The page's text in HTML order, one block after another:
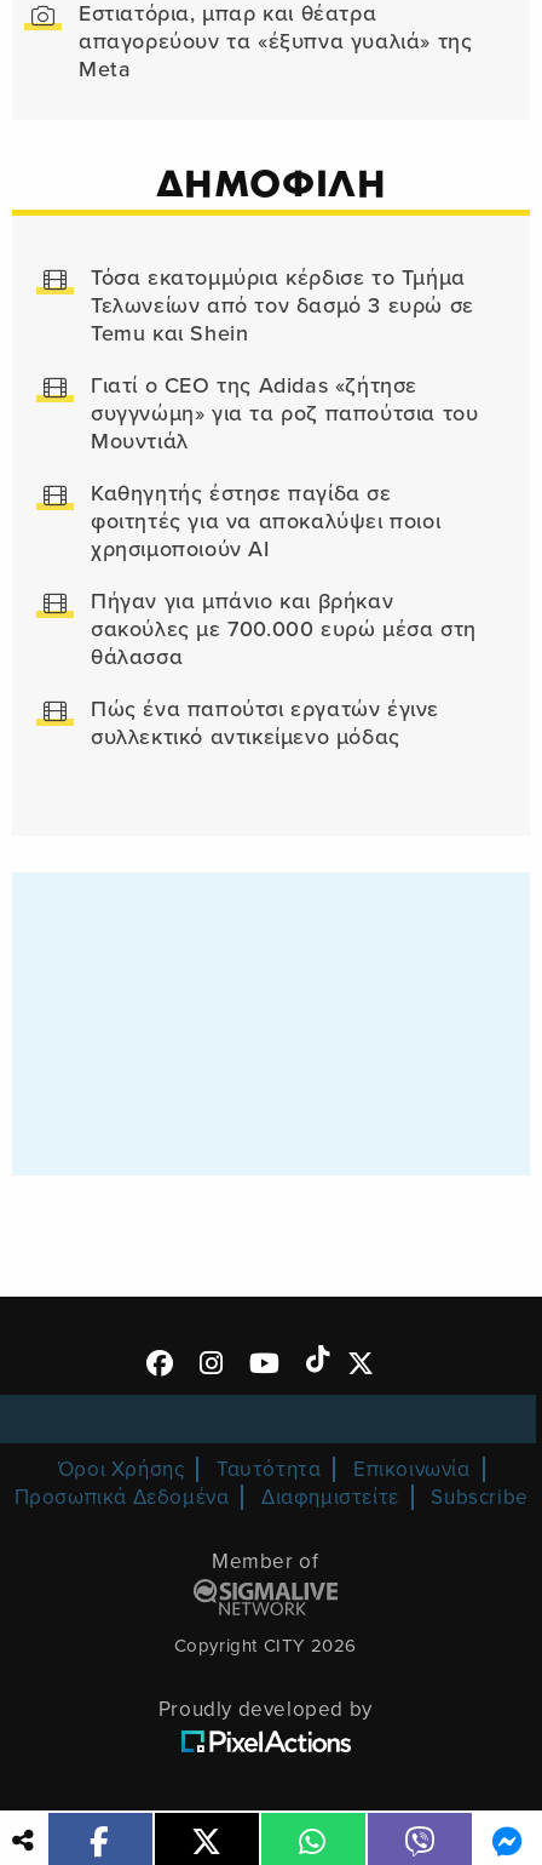
Εστιατόρια, μπαρ και θέατρα
απαγορεύουν τα «έξυπνα γυαλιά» της
Meta
ΔΗΜΟΦΙΛΗ
Τόσα εκατομμύρια κέρδισε το Τμήμα
Τελωνείων από τον δασμό 3 ευρώ σε
Temu και Shein
Γιατί ο CEO της Adidas «ζήτησε
συγγνώμη» για τα ροζ παπούτσια του
Μουντιάλ
Καθηγητής έστησε παγίδα σε
φοιτητές για να αποκαλύψει ποιοι
χρησιμοποιούν AI
Πήγαν για μπάνιο και βρήκαν
σακούλες με 700.000 ευρώ μέσα στη
θάλασσα
Πώς ένα παπούτσι εργατών έγινε
συλλεκτικό αντικείμενο μόδας
Όροι Χρήσης Ταυτότητα
Επικοινωνία
Προσωπικά Δεδομένα
Διαφημιστείτε Subscribe
Member of
Copyright CITY 2026
Proudly developed by